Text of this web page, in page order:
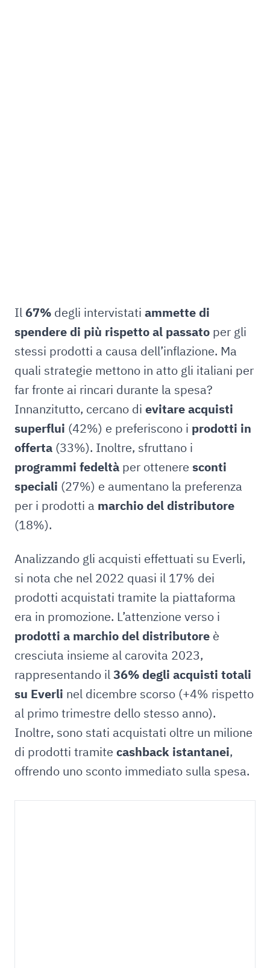
Il67% degli intervistati ammette di
spendere di più rispetto al passato per gli
stessi prodotti a causa dell’inflazione. Ma
quali strategie mettono in atto gli italiani per
far fronte ai rincari durante la spesa?
Innanzitutto, cercano di evitare acquisti
superflui (42%) e preferiscono i prodotti in
offerta (33%). Inoltre, sfruttano i
programmi fedeltà per ottenere sconti
speciali (27%) e aumentano la preferenza
per i prodotti a marchio del distributore
(18%).
Analizzando gli acquisti effettuati su Everli,
si nota che nel 2022 quasi il 17% dei
prodotti acquistati tramite la piattaforma
era in promozione. L’attenzione verso i
prodotti a marchio del distributore è
cresciuta insieme al carovita 2023,
rappresentando il36% degli acquisti totali
su Everli nel dicembre scorso (+4% rispetto
al primo trimestre dello stesso anno).
Inoltre, sono stati acquistati oltre un milione
di prodotti tramite cashback istantanei,
offrendo uno sconto immediato sulla spesa.